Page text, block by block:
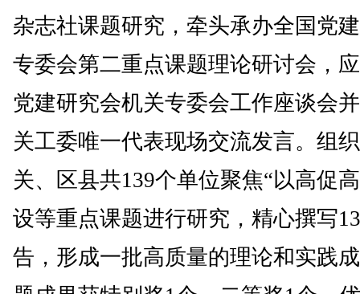
杂志社课题研究，牵头承办全国党
专委会第二重点课题理论研讨会，
党建研究会机关专委会工作座谈会
关工委唯一代表现场交流发言。组
关、区县共139个单位聚焦“以高促
设等重点课题进行研究，精心撰写
告，形成一批高质量的理论和实践